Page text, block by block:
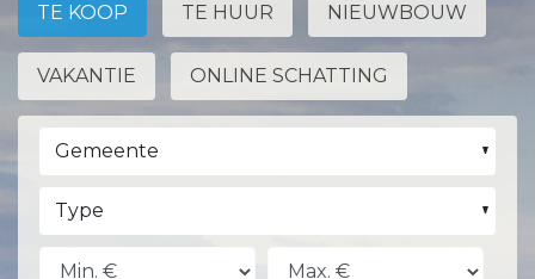
TE KOOP TE HUUR NIEUWBOUW
VAKANTIE ONLINE SCHATTING
Gemeente
Type